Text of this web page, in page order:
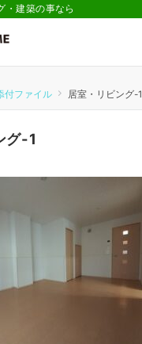
・建築の事なら
付ファイル 居室・リビング-1
グ-1